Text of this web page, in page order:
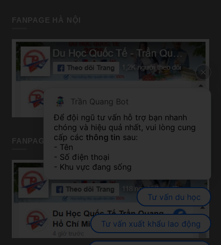
FANPAGE HÀ NỘI
FANPAGE TP HỒ CHÍ MINH
Trần Quang Bot
Để đội ngũ tư vấn hỗ trợ bạn nhanh
chóng và hiệu quả nhất, vui lòng cung
cấp các thông tin sau:
- Tên
- Số điện thoại
- Khu vực đang sống
Tư vấn du học
Tư vấn xuất khẩu lao động